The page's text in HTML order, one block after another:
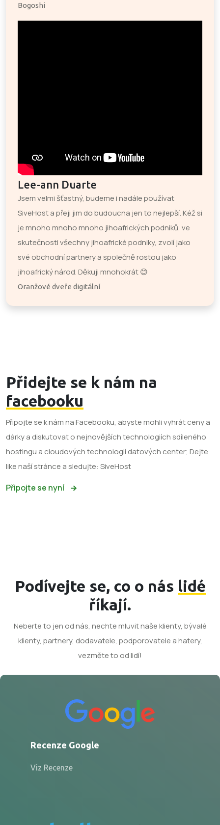
Bogoshi
Lee-ann Duarte
Jsem velmi šťastný, budeme i nadále používat
SiveHost a přeji jim do budoucna jen to nejlepší. Kéž si
je mnoho mnoho mnoho jihoafrických podniků, ve
skutečnosti všechny jihoafrické podniky, zvolí jako
své obchodní partnery a společně rostou jako
jihoafrický národ. Děkuji mnohokrát 😊
Oranžové dveře digitální
Přidejte se k nám na
facebooku
Připojte se k nám na Facebooku, abyste mohli vyhrát ceny a
dárky a diskutovat o nejnovějších technologiích sdíleného
hostingu a cloudových technologií datových center; Dejte
like naší stránce a sledujte: SiveHost
Připojte se nyní
Podívejte se, co o nás lidé
říkají.
Neberte to jen od nás, nechte mluvit naše klienty, bývalé
klienty, partnery, dodavatele, podporovatele a hatery,
vezměte to od lidí!
Recenze Google
Viz Recenze